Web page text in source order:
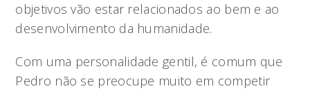
objetivos vão estar relacionados ao bem e ao
desenvolvimento da humanidade.
Com uma personalidade gentil, é comum que
Pedro não se preocupe muito em competir